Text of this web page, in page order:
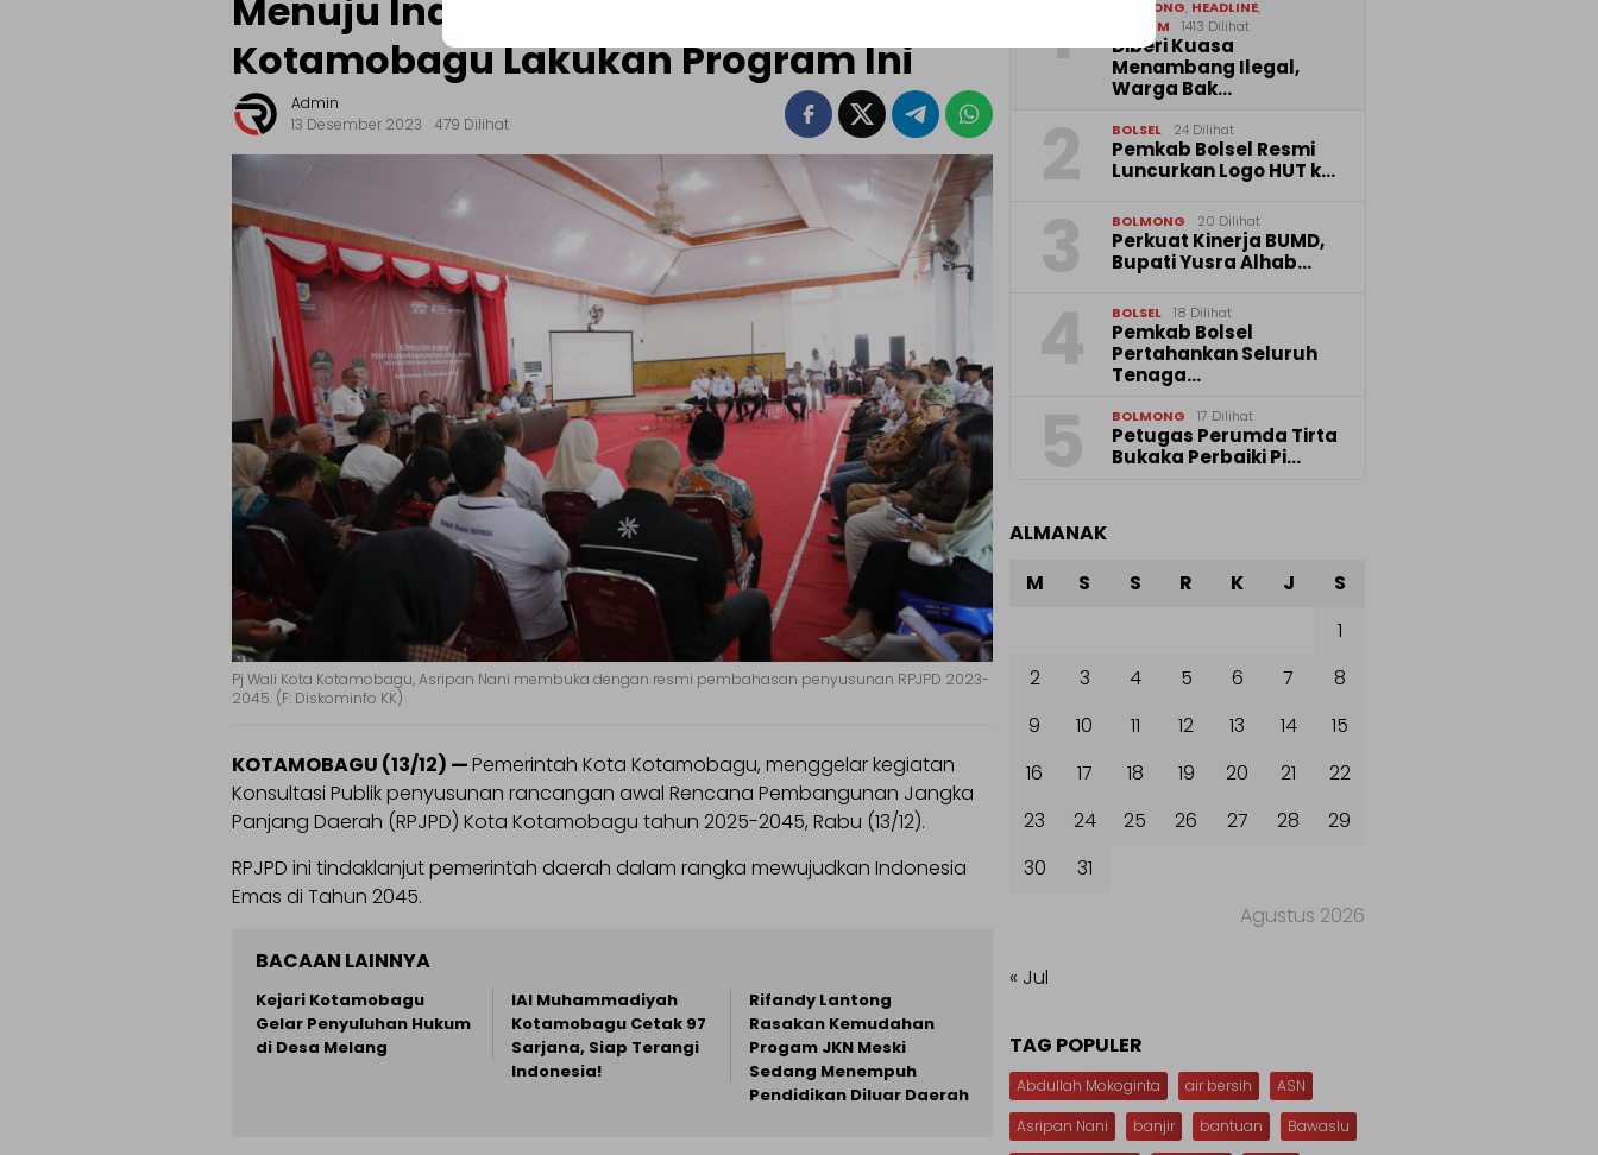
Menuju Indonesia Emas 2024, Pemkot
Kotamobagu Lakukan Program Ini
Admin
13 Desember 2023
479 Dilihat
Pj Wali Kota Kotamobagu, Asripan Nani membuka dengan resmi pembahasan penyusunan RPJPD 2023-
2045. (F: Diskominfo KK)
KOTAMOBAGU (13/12) —Pemerintah Kota Kotamobagu, menggelar kegiatan
Konsultasi Publik penyusunan rancangan awal Rencana Pembangunan Jangka
Panjang Daerah (RPJPD) Kota Kotamobagu tahun 2025-2045, Rabu (13/12).
RPJPD ini tindaklanjut pemerintah daerah dalam rangka mewujudkan Indonesia
Emas di Tahun 2045.
BACAAN LAINNYA
Kejari Kotamobagu
Gelar Penyuluhan Hukum
di Desa Melang
IAI Muhammadiyah
Kotamobagu Cetak 97
Sarjana, Siap Terangi
Indonesia!
Rifandy Lantong
Rasakan Kemudahan
Progam JKN Meski
Sedang Menempuh
Pendidikan Diluar Daerah
1 BOLMONG, HEADLINE,
HUKRIM
1413 Dilihat
Diberi Kuasa
Menambang Ilegal,
Warga Bak…
BOLSEL 24 Dilihat
Pemkab Bolsel Resmi
Luncurkan Logo HUT k…
BOLMONG 20 Dilihat
Perkuat Kinerja BUMD,
Bupati Yusra Alhab…
BOLSEL 18 Dilihat
Pemkab Bolsel
Pertahankan Seluruh
Tenaga…
BOLMONG 17 Dilihat
Petugas Perumda Tirta
Bukaka Perbaiki Pi…
ALMANAK
Agustus 2026
M S S R K J
S
1
2
3 4 5 6 7
8
9
10 11 12 13 14
15
16
17 18 19 20 21
22
23
24 25 26 27 28
29
30
31
« Jul
TAG POPULER
Abdullah Mokoginta air bersih
ASN
Asripan Nani
banjir bantuan
Bawaslu